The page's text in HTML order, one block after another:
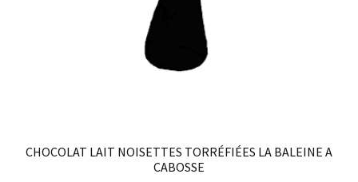
CHOCOLAT LAIT NOISETTES TORRÉFIÉES LA BALEINE A
CABOSSE